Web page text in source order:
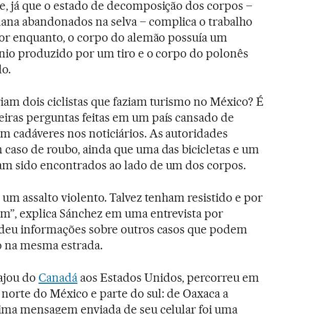
já que o estado de decomposição dos corpos –
abandonados na selva – complica o trabalho
enquanto, o corpo do alemão possuía um
produzido por um tiro e o corpo do polonês
dois ciclistas que faziam turismo no México? É
perguntas feitas em um país cansado de
cadáveres nos noticiários. As autoridades
de roubo, ainda que uma das bicicletas e um
sido encontrados ao lado de um dos corpos.
um assalto violento. Talvez tenham resistido e por
explica Sánchez em uma entrevista por
informações sobre outros casos que podem
mesma estrada.
do Canadáaos Estados Unidos, percorreu em
do México e parte do sul: de Oaxaca a
mensagem enviada de seu celular foi uma